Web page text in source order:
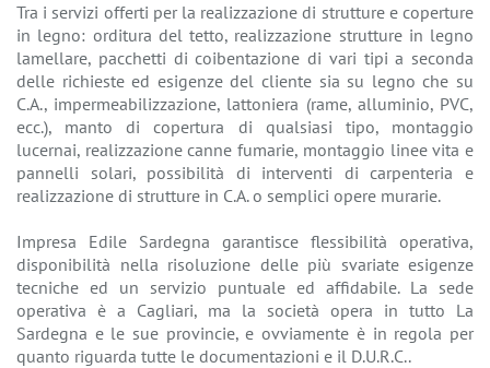
Tra i servizi offerti per la realizzazione di strutture e coperture
in legno: orditura del tetto, realizzazione strutture in legno
lamellare, pacchetti di coibentazione di vari tipi a seconda
delle richieste ed esigenze del cliente sia su legno che su
C.A., impermeabilizzazione, lattoniera (rame, alluminio, PVC,
ecc.), manto di copertura di qualsiasi tipo, montaggio
lucernai, realizzazione canne fumarie, montaggio linee vita e
pannelli solari, possibilità di interventi di carpenteria e
realizzazione di strutture in C.A. o semplici opere murarie.
Impresa Edile Sardegna garantisce flessibilità operativa,
disponibilità nella risoluzione delle più svariate esigenze
tecniche ed un servizio puntuale ed affidabile. La sede
operativa è a Cagliari, ma la società opera in tutto La
Sardegna e le sue provincie, e ovviamente è in regola per
quanto riguarda tutte le documentazioni e il D.U.R.C..